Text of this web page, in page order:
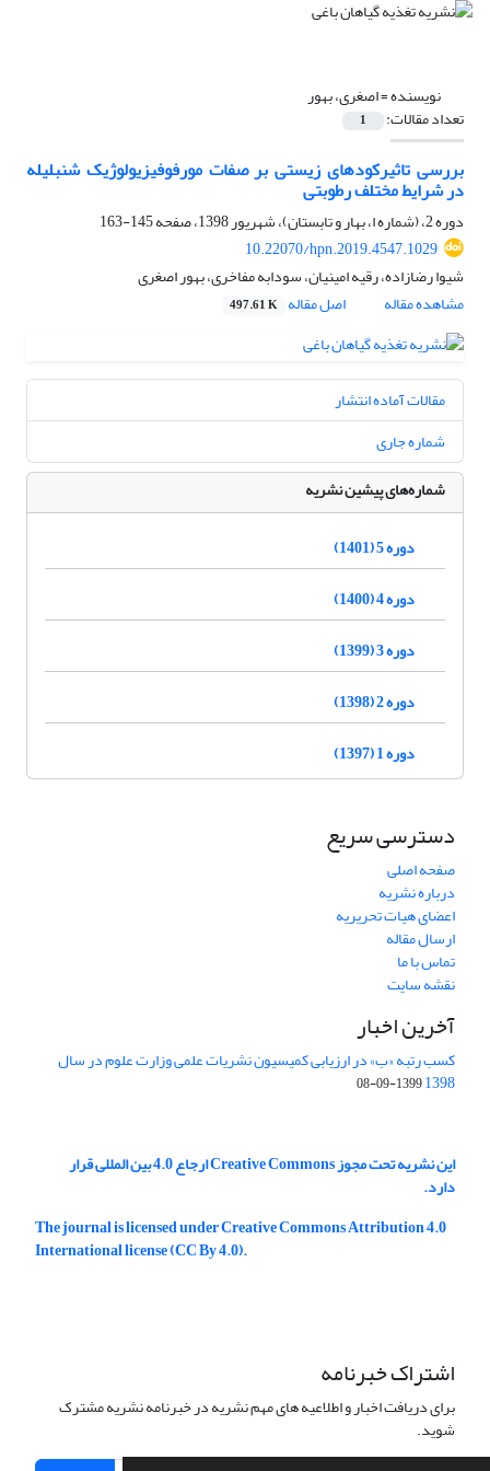
نویسنده =اصغری، بهور
تعداد مقالات: 1
بررسی تاثیرکودهای زیستی بر صفات مورفوفیزیولوژیک شنبلیله
در شرایط مختلف رطوبتی
دوره 2، (شماره ا، بهار و تابستان)، شهریور 1398، صفحه
145-163
10.22070/hpn.2019.4547.1029
شیوا رضازاده، رقیه امینیان، سودابه مفاخری، بهور اصغری
مشاهده مقاله
اصل مقاله 497.61 K
مقالات آماده انتشار
شماره جاری
شماره‌های پیشین نشریه
دوره 5 (1401)
دوره 4 (1400)
دوره 3 (1399)
دوره 2 (1398)
دوره 1 (1397)
دسترسی سریع
صفحه اصلی
درباره نشریه
اعضای هیات تحریریه
ارسال مقاله
تماس با ما
نقشه سایت
آخرین اخبار
کسب رتبه «ب» در ارزیابی کمیسیون نشریات علمی وزارت علوم در سال
1398
1399-09-08
این نشریه تحت مجوز Creative Commons ارجاع 4.0 بین المللی قرار
دارد.
The journal is licensed under Creative Commons Attribution 4.0
International license (CC By 4.0).
اشتراک خبرنامه
برای دریافت اخبار و اطلاعیه های مهم نشریه در خبرنامه نشریه مشترک
شوید.